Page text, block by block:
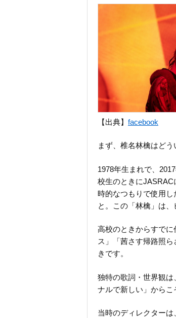
【出典】 facebook
まず、椎名林檎はど
1978年生まれで、
校生のときに
時的なつもりで使用
と。この「林檎」は
高校のときからすで
ス」「茜さす帰路照
きです。
独特の歌詞・世界観
ナルで新しい」からこ
当時のディレクター